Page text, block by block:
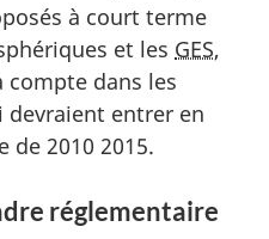
à court terme
et les GES,
dans les
entrer en
de 2010 2015.
réglementaire